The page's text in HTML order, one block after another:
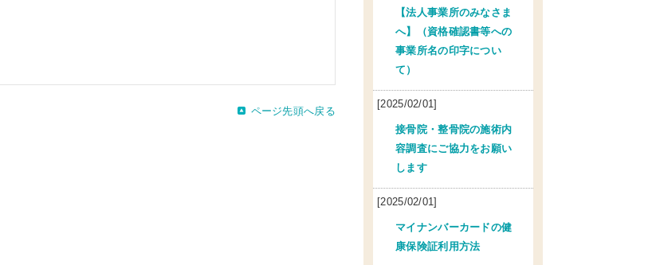
ページ先頭へ戻る
【法人事業所のみなさま
へ】（資格確認書等への
事業所名の印字につい
て）
[2025/02/01]
接骨院・整骨院の施術内
容調査にご協力をお願い
します
[2025/02/01]
マイナンバーカードの健
康保険証利用方法